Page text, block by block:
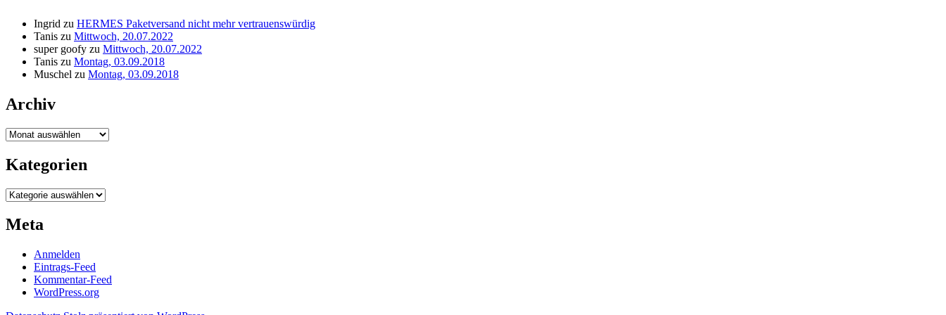
Ingrid zu HERMES Paketversand nicht mehr vertrauenswürdig
Tanis zu Mittwoch, 20.07.2022
super goofy zu Mittwoch, 20.07.2022
Tanis zu Montag, 03.09.2018
Muschel zu Montag, 03.09.2018
Archiv
Archiv
Kategorien
Kategorien
Meta
Anmelden
Eintrags-Feed
Kommentar-Feed
WordPress.org